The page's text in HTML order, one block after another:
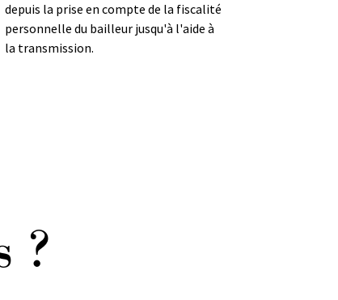
depuis la prise en compte de la fiscalité
personnelle du bailleur jusqu'à l'aide à
la transmission.
?